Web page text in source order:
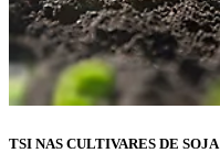
TSI NAS CULTIVARES DE SOJA